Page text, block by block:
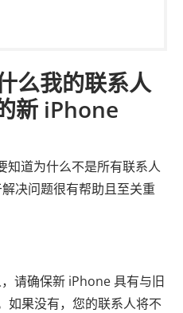
么我的联系人
新 iPhone
知道为什么不是所有联系人
决问题很有帮助且至关重
请确保新 iPhone 具有与旧
如果没有，您的联系人将不